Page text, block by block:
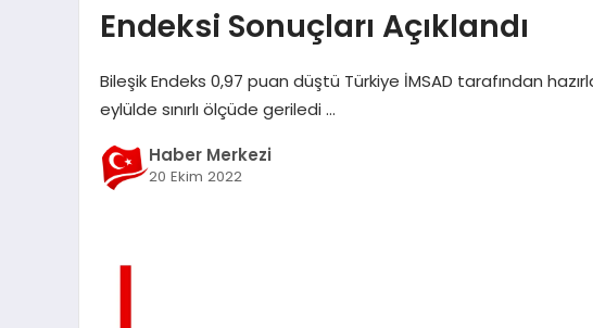
Endeksi Sonuçları Açıklandı
Bileşik Endeks 0,97 puan düştü Türkiye İMSAD tarafından
eylülde sınırlı ölçüde geriledi …
Haber Merkezi
20 Ekim 2022